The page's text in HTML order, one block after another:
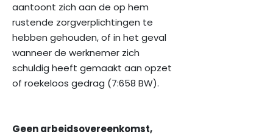
aantoont zich aan de op hem
rustende zorgverplichtingen te
hebben gehouden, of in het geval
wanneer de werknemer zich
schuldig heeft gemaakt aan opzet
of roekeloos gedrag (7:658 BW).
Geen arbeidsovereenkomst,